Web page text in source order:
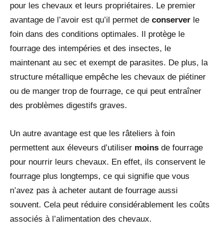
pour les chevaux et leurs propriétaires. Le premier
avantage de l’avoir est qu’il permet de conserver le
foin dans des conditions optimales. Il protège le
fourrage des intempéries et des insectes, le
maintenant au sec et exempt de parasites. De plus, la
structure métallique empêche les chevaux de piétiner
ou de manger trop de fourrage, ce qui peut entraîner
des problèmes digestifs graves.
Un autre avantage est que les râteliers à foin
permettent aux éleveurs d’utiliser moins de fourrage
pour nourrir leurs chevaux. En effet, ils conservent le
fourrage plus longtemps, ce qui signifie que vous
n’avez pas à acheter autant de fourrage aussi
souvent. Cela peut réduire considérablement les coûts
associés à l’alimentation des chevaux.